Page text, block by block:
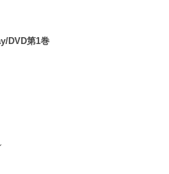
DVD第1巻